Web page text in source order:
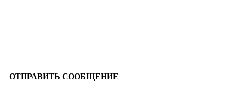
ОТПРАВИТЬ СООБЩЕНИЕ